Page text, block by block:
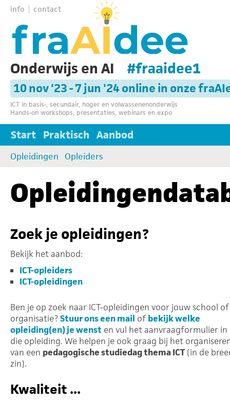
info contact
Onderwijs en AI #fraaidee1
10 nov '23 - 7 jun '24 online in onze
ICT in basis-, secundair, hoger en volwassenenonderwijs
Hands-on workshops, presentaties, webinars en expo
Start Praktisch Aanbod
Opleidingen Opleiders
Zoek je opleidingen?
Bekijk het aanbod:
ICT-opleiders
ICT-opleidingen
Ben je op zoek naar ICT-opleidingen voor jouw school of
organisatie?Stuur ons een mail of bekijk welke
opleiding(en) je wenst en vul het aanvraagformulier in
die opleiding. We helpen je ook graag bij het
van een pedagogische studiedag thema ICT(in de
zin).
Kwaliteit ...